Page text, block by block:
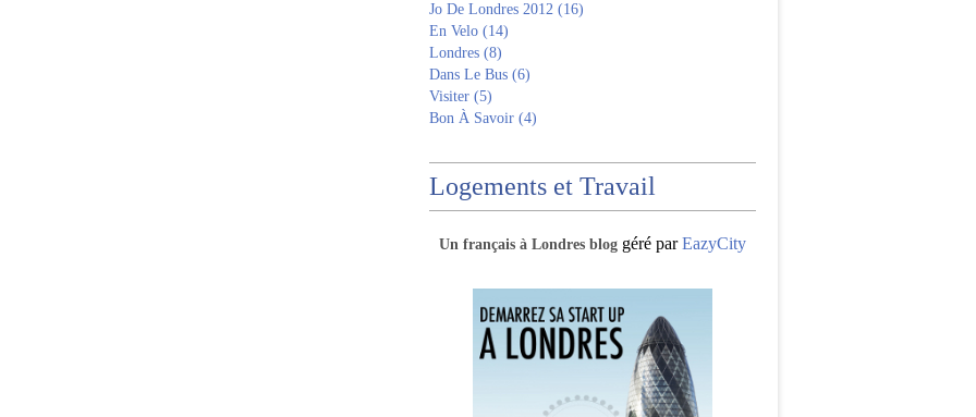
Jo De Londres 2012 (16)
En Velo (14)
Londres (8)
Dans Le Bus (6)
Visiter (5)
Bon À Savoir (4)
Logements et Travail
Un français à Londres blog géré parEazyCity